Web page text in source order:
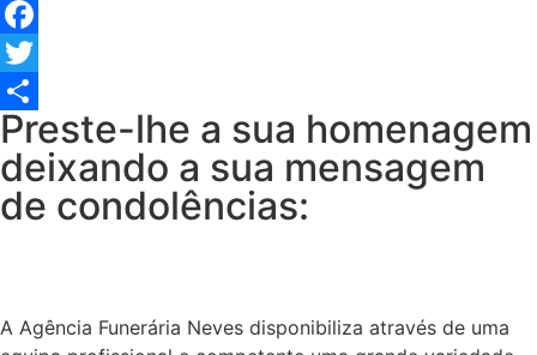
Facebook
Twitter
Share
Preste-lhe a sua homenagem
deixando a sua mensagem
de condolências:
A Agência Funerária Neves disponibiliza através de uma